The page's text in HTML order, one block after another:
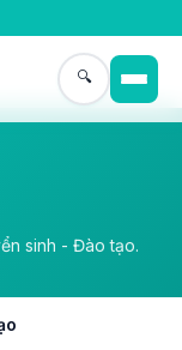
🔍
sinh - Đào tạo.